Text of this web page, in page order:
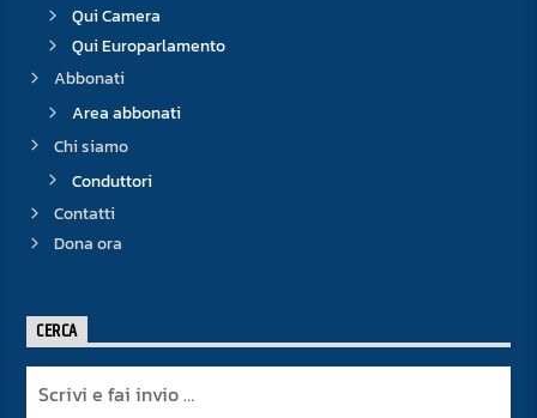
Qui Camera
Qui Europarlamento
Abbonati
Area abbonati
Chi siamo
Conduttori
Contatti
Dona ora
CERCA